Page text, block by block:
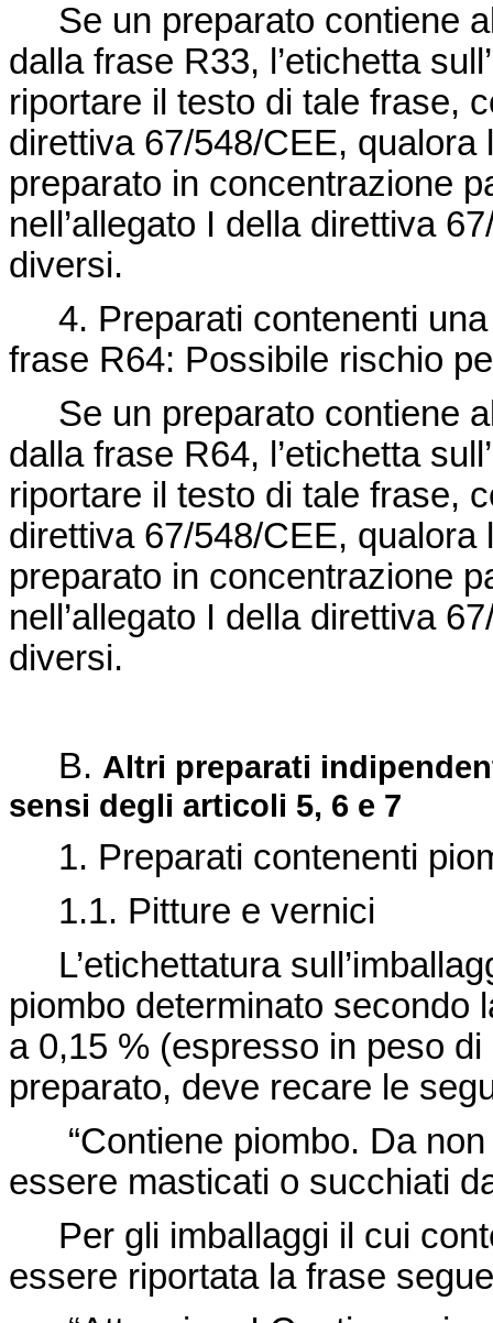
Se un preparato contiene
dalla frase R33, l’etichetta
riportare il testo di tale frase,
direttiva 67/548/CEE, qualora
preparato in concentrazione
nell’allegato I della direttiva
diversi.
4. Preparati contenenti una
frase R64: Possibile rischio
Se un preparato contiene
dalla frase R64, l’etichetta
riportare il testo di tale frase,
direttiva 67/548/CEE, qualora
preparato in concentrazione
nell’allegato I della direttiva
diversi.
B. Altri preparati
sensi degli articoli 5, 6 e 7
1. Preparati contenenti
1.1. Pitture e vernici
L’etichettatura
piombo determinato secondo
a 0,15 % (espresso in peso
preparato, deve recare le
“Contiene piombo. Da non
essere masticati o succhiati
Per gli imballaggi il cui
essere riportata la frase